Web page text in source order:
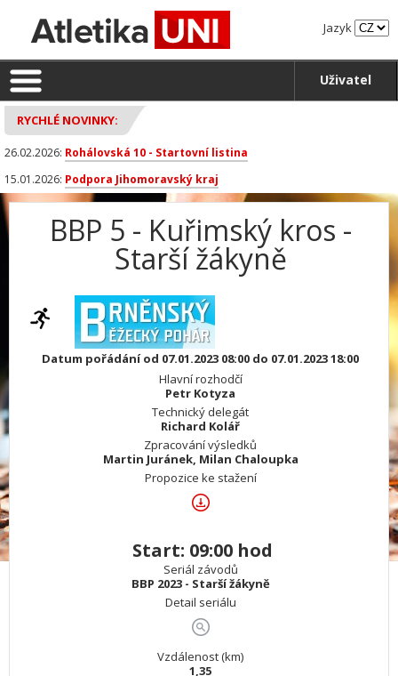
Jazyk
Uživatel
RYCHLÉ NOVINKY:
26.02.2026: Rohálovská 10 - Startovní listina
15.01.2026: Podpora Jihomoravský kraj
BBP 5 - Kuřimský kros -
Starší žákyně
Datum pořádání od 07.01.2023 08:00 do 07.01.2023 18:00
Hlavní rozhodčí
Petr Kotyza
Technický delegát
Richard Kolář
Zpracování výsledků
Martin Juránek, Milan Chaloupka
Propozice ke stažení
Start: 09:00 hod
Seriál závodů
BBP 2023 - Starší žákyně
Detail seriálu
Vzdálenost (km)
1,35